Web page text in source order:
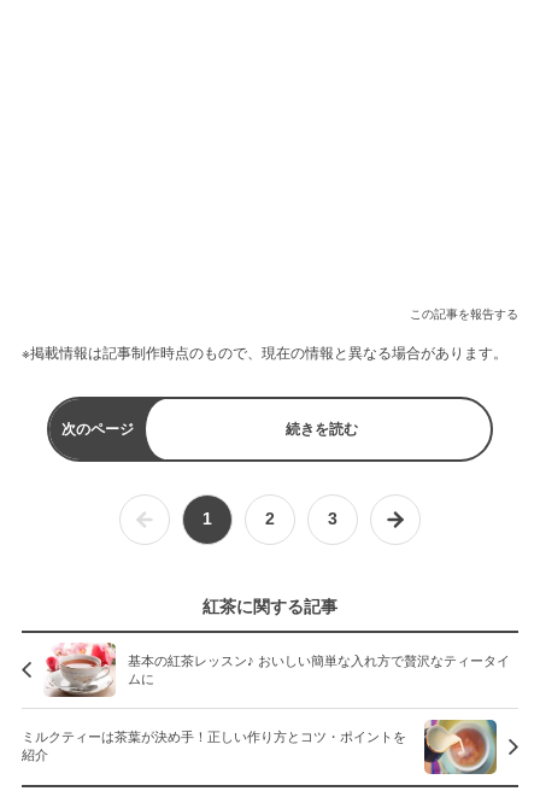
この記事を報告する
※掲載情報は記事制作時点のもので、現在の情報と異なる場合があります。
次のページ 続きを読む
1 2 3
紅茶に関する記事
基本の紅茶レッスン♪ おいしい簡単な入れ方で贅沢なティータイ
ムに
ミルクティーは茶葉が決め手！正しい作り方とコツ・ポイントを
紹介